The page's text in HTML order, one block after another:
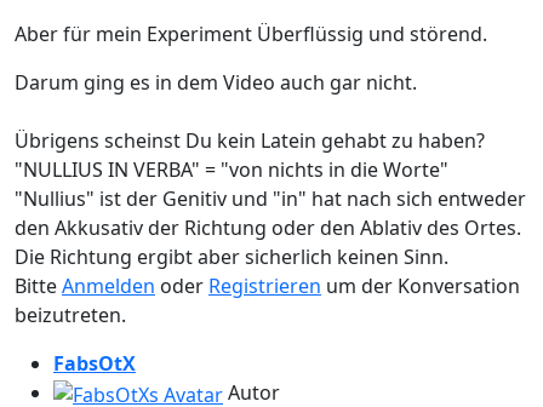
Aber für mein Experiment Überflüssig und störend.
Darum ging es in dem Video auch gar nicht.
Übrigens scheinst Du kein Latein gehabt zu haben?
"NULLIUS IN VERBA" = "von nichts in die Worte"
"Nullius" ist der Genitiv und "in" hat nach sich entweder
den Akkusativ der Richtung oder den Ablativ des Ortes.
Die Richtung ergibt aber sicherlich keinen Sinn.
BitteAnmelden oder Registrieren um der Konversation
beizutreten.
FabsOtX
Autor